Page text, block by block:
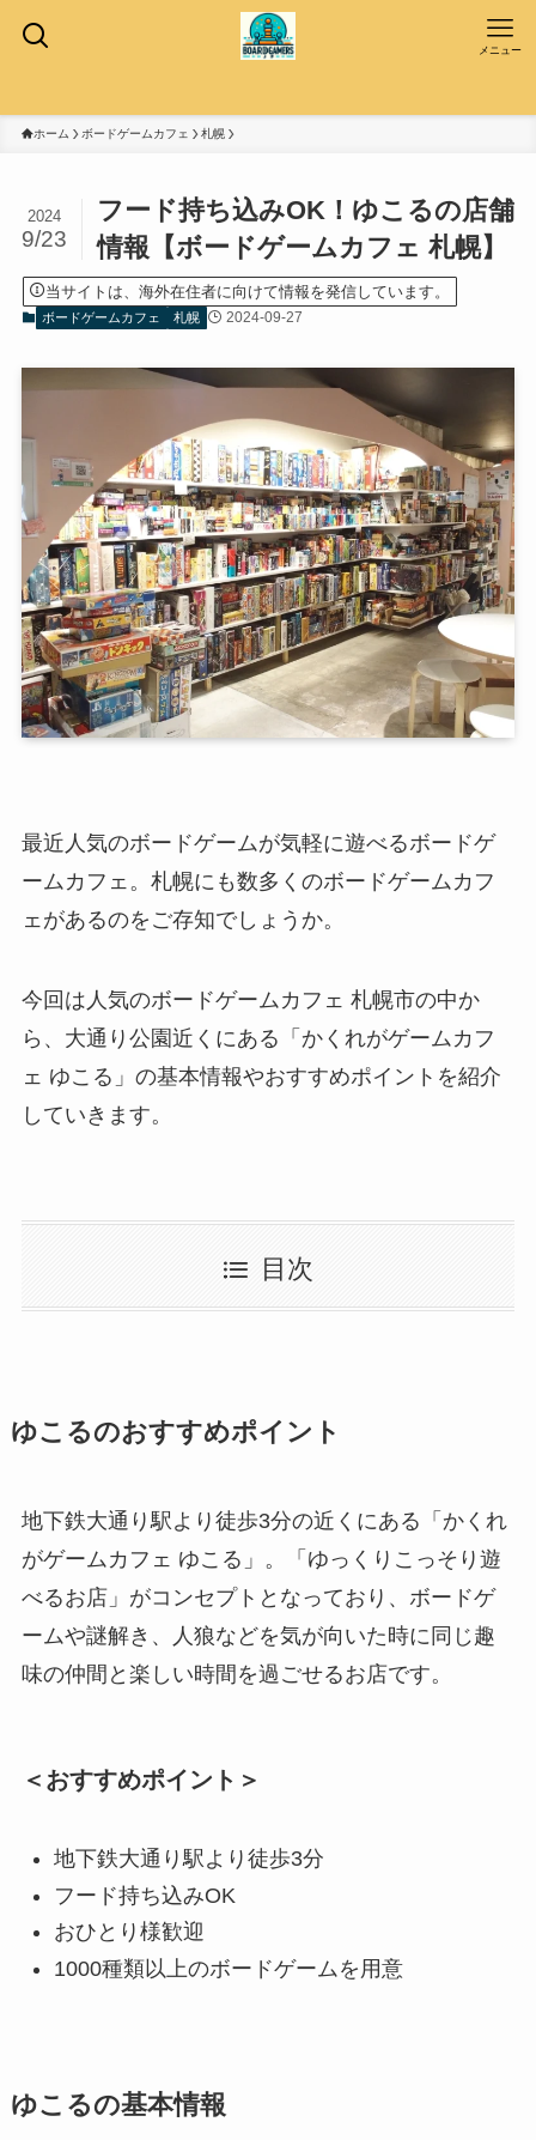
メニュー
ホーム ボードゲームカフェ 札幌
フード持ち込みOK！ゆこるの店舗
情報【ボードゲームカフェ 札幌】
2024
9/23
当サイトは、海外在住者に向けて情報を発信しています。
ボードゲームカフェ 札幌 2024-09-27
最近人気のボードゲームが気軽に遊べるボードゲ
ームカフェ。札幌にも数多くのボードゲームカフ
ェがあるのをご存知でしょうか。
今回は人気のボードゲームカフェ 札幌市の中か
ら、大通り公園近くにある「かくれがゲームカフ
ェ ゆこる」の基本情報やおすすめポイントを紹介
していきます。
目次
ゆこるのおすすめポイント
地下鉄大通り駅より徒歩3分の近くにある「かくれ
がゲームカフェ ゆこる」。「ゆっくりこっそり遊
べるお店」がコンセプトとなっており、ボードゲ
ームや謎解き、人狼などを気が向いた時に同じ趣
味の仲間と楽しい時間を過ごせるお店です。
＜おすすめポイント＞
地下鉄大通り駅より徒歩3分
フード持ち込みOK
おひとり様歓迎
1000種類以上のボードゲームを用意
ゆこるの基本情報